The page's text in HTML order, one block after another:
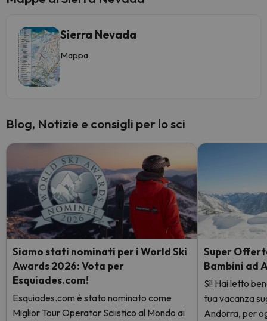
Sierra Nevada
Mappa
Blog, Notizie e consigli per lo sci
Siamo stati nominati per i World Ski
Awards 2026: Vota per
Esquiades.com!
Esquiades.com è stato nominato come
Miglior Tour Operator Sciistico al Mondo ai
Super
Bambini ad
Sì! Hai letto
tua vacanza
Andorra, per